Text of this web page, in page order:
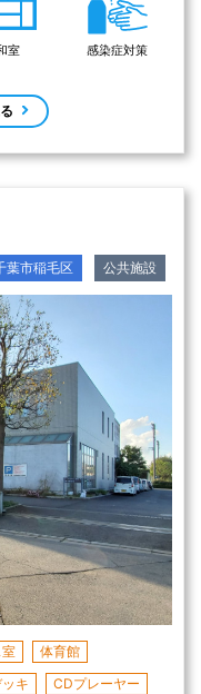
室 感染症対策
葉市稲毛区 公共施設
体育館
キ
CDプレーヤー